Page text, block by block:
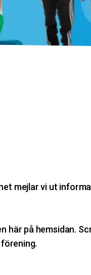
mejlar vi ut
på hemsidan.